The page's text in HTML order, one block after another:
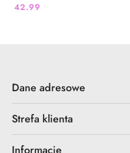
Cena:
42.99
Dane adresowe
Strefa klienta